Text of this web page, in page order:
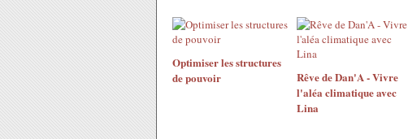
Optimiser les structures
de pouvoir
Rêve de Dan'A - Vivre
l'aléa climatique avec
Lina